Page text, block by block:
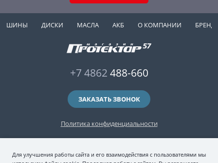
ШИНЫ ДИСКИ МАСЛА АКБ О КОМПАНИИ
Политика конфиденциальности
+7 4862 488-660
ЗАКАЗАТЬ ЗВОНОК
2006-2026 © интернет-магазин "Протектор 57" — автомобильные шины
(зимние и летние шины), колесные диски, шиномонтаж и хранение шин.
Для улучшения работы сайта и его взаимодействия с пользователями мы